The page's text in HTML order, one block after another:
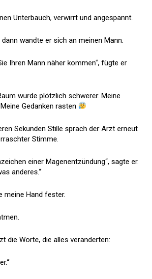
Unterbauch, verwirrt und angespannt.
wandte er sich an meinen Mann.
Ihren Mann näher kommen“, fügte er
wurde plötzlich schwerer. Meine
Gedanken rasten
Sekunden Stille sprach der Arzt erneut
Stimme.
einer Magenentzündung“, sagte er.
anderes.“
meine Hand fester.
die Worte, die alles veränderten: